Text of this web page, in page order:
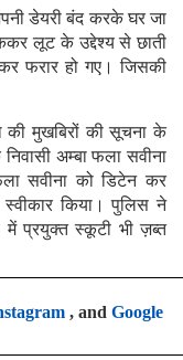
डेयरी बंद करके घर जा
लूट के उद्देश्य से छाती
फरार हो गए। जिसकी
की मुखबिरों की सूचना के
अम्बा फला सवीना
सवीना को डिटेन कर
किया। पुलिस ने
प्रयुक्त स्कूटी भी ज़ब्त
, and Google